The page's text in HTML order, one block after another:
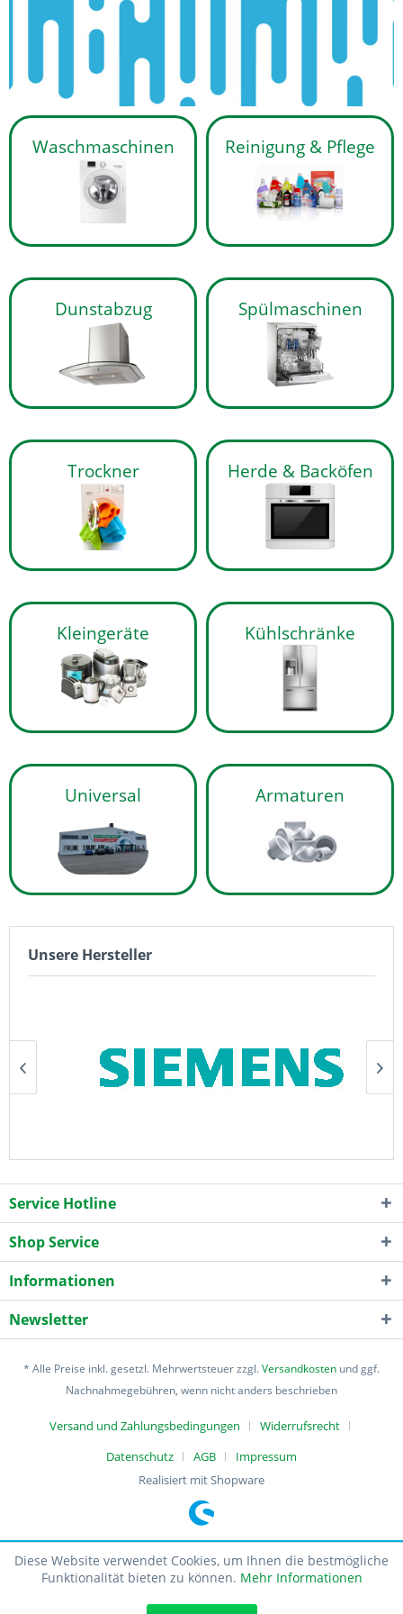
Armaturen
Universal
Kühlschränke
Kleingeräte
Herde & Backöfen
Trockner
Spülmaschinen
Dunstabzug
Reinigung & Pflege
Waschmaschinen
Unsere Hersteller
Service Hotline
Shop Service
Informationen
Newsletter
* Alle Preise inkl. gesetzl. Mehrwertsteuer zzgl.Versandkosten und ggf.
Nachnahmegebühren, wenn nicht anders beschrieben
Versand und Zahlungsbedingungen
Widerrufsrecht
Datenschutz
AGB
Impressum
Realisiert mit Shopware
Diese Website verwendet Cookies, um Ihnen die bestmögliche
Funktionalität bieten zu können. Mehr Informationen